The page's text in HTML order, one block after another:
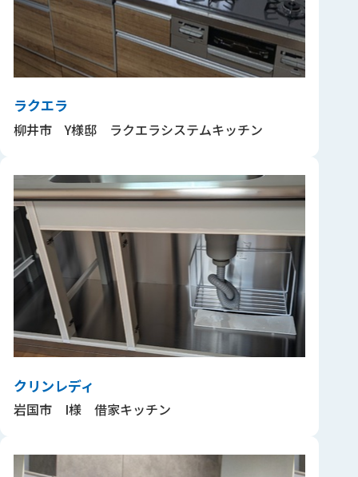
ラクエラ
柳井市 Y様邸 ラクエラシステムキッチン
クリンレディ
岩国市 I様 借家キッチン